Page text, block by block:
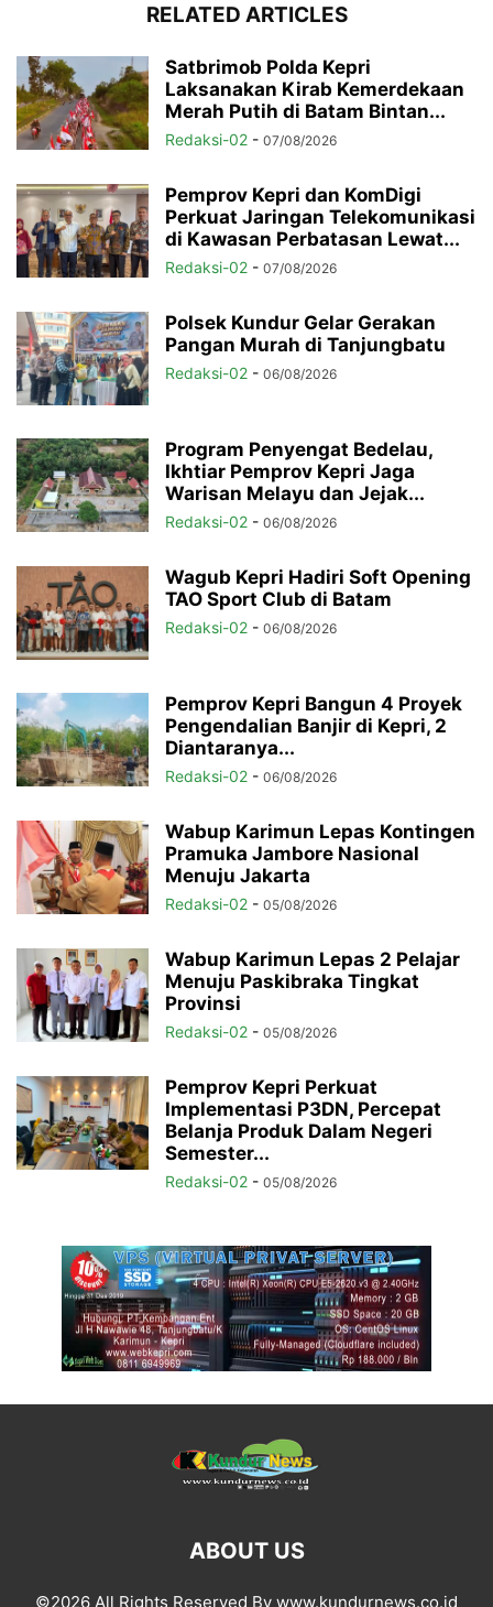
RELATED ARTICLES
Satbrimob Polda Kepri
Laksanakan Kirab Kemerdekaan
Merah Putih di Batam Bintan...
Redaksi-02 - 07/08/2026
Pemprov Kepri dan KomDigi
Perkuat Jaringan Telekomunikasi
di Kawasan Perbatasan Lewat...
Redaksi-02 - 07/08/2026
Polsek Kundur Gelar Gerakan
Pangan Murah di Tanjungbatu
Redaksi-02 - 06/08/2026
Program Penyengat Bedelau,
Ikhtiar Pemprov Kepri Jaga
Warisan Melayu dan Jejak...
Redaksi-02 - 06/08/2026
Wagub Kepri Hadiri Soft Opening
TAO Sport Club di Batam
Redaksi-02 - 06/08/2026
Pemprov Kepri Bangun 4 Proyek
Pengendalian Banjir di Kepri, 2
Diantaranya...
Redaksi-02 - 06/08/2026
Wabup Karimun Lepas Kontingen
Pramuka Jambore Nasional
Menuju Jakarta
Redaksi-02 - 05/08/2026
Wabup Karimun Lepas 2 Pelajar
Menuju Paskibraka Tingkat
Provinsi
Redaksi-02 - 05/08/2026
Pemprov Kepri Perkuat
Implementasi P3DN, Percepat
Belanja Produk Dalam Negeri
Semester...
Redaksi-02 - 05/08/2026
ABOUT US
©2026 All Rights Reserved By www.kundurnews.co.id